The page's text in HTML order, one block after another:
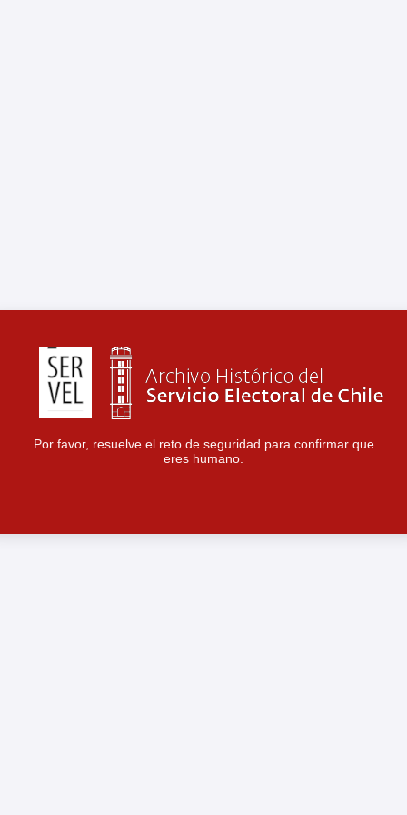
Por favor, resuelve el reto de seguridad para confirmar que
eres humano.